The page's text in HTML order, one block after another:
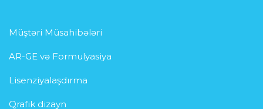
Müştəri Müsahibələri
AR-GE və Formulyasiya
Lisenziyalaşdırma
Qrafik dizayn